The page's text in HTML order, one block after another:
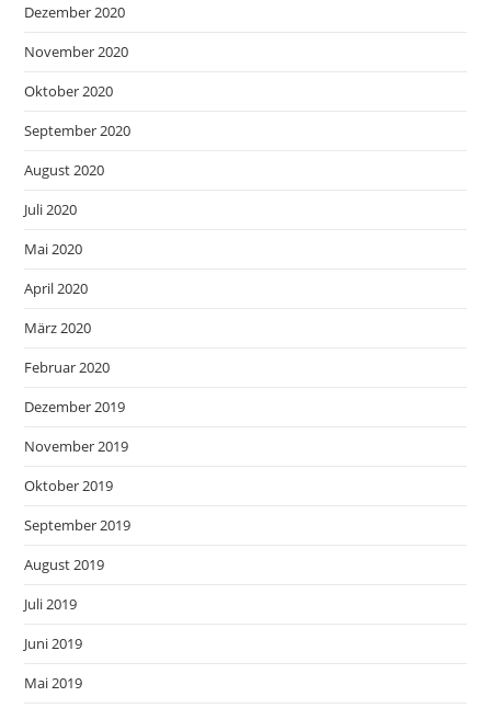
Dezember 2020
November 2020
Oktober 2020
September 2020
August 2020
Juli 2020
Mai 2020
April 2020
März 2020
Februar 2020
Dezember 2019
November 2019
Oktober 2019
September 2019
August 2019
Juli 2019
Juni 2019
Mai 2019